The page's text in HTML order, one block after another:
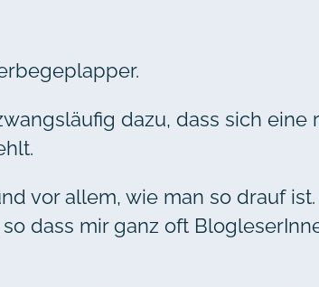
dazu, dass sich eine
vor allem, wie man so drauf
dass mir ganz oft